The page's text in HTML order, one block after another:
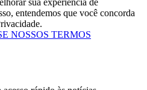
entendemos que você concorda
NOSSOS TERMOS